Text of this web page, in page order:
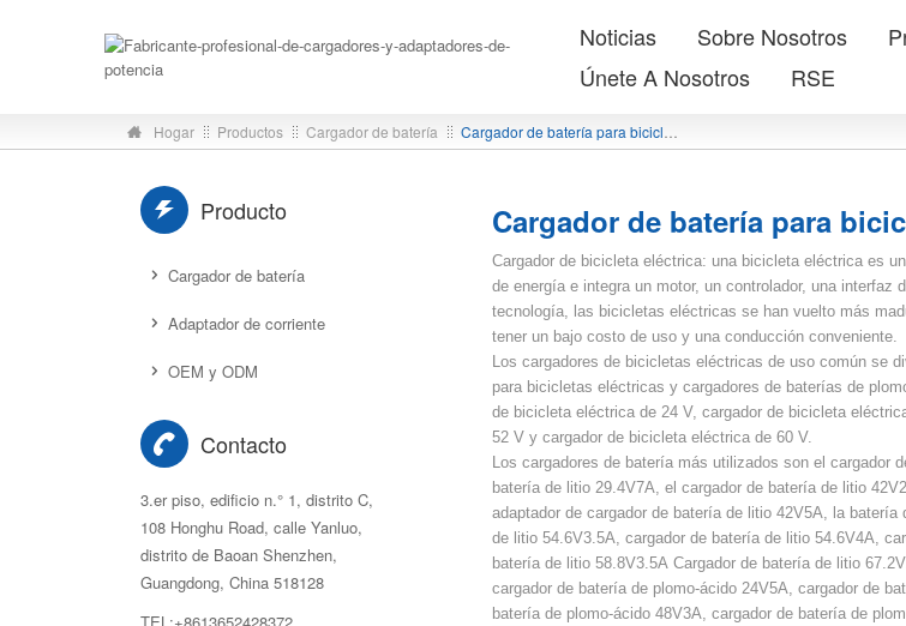
Noticias Sobre Nosotros
Únete A Nosotros
RSE
Hogar Productos Cargador de batería
Producto
Cargador de batería
Adaptador de corriente
OEM y ODM
Contacto
3.er piso, edificio n.° 1, distrito C,
108 Honghu Road, calle Yanluo,
distrito de Baoan Shenzhen,
Guangdong, China 518128
Cargador de batería para
Cargador de bicicleta eléctrica: una bicicleta eléctrica es
de energía e integra un motor, un controlador, una
tecnología, las bicicletas eléctricas se han vuelto más
tener un bajo costo de uso y una conducción conveniente.
Los cargadores de bicicletas eléctricas de uso común se
para bicicletas eléctricas y cargadores de baterías de
de bicicleta eléctrica de 24 V, cargador de bicicleta
52 V y cargador de bicicleta eléctrica de 60 V.
Los cargadores de batería más utilizados son el cargador
batería de litio 29.4V7A, el cargador de batería de litio
adaptador de cargador de batería de litio 42V5A, la
de litio 54.6V3.5A, cargador de batería de litio 54.6V4A,
batería de litio 58.8V3.5A Cargador de batería de litio
cargador de batería de plomo-ácido 24V5A, cargador de
batería de plomo-ácido 48V3A, cargador de batería de